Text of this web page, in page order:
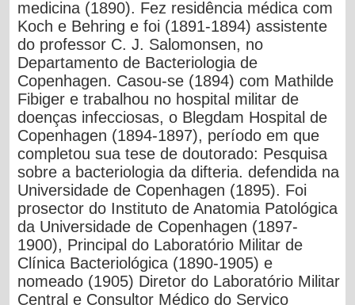
medicina (1890). Fez residência médica com
Koch e Behring e foi (1891-1894) assistente
do professor C. J. Salomonsen, no
Departamento de Bacteriologia de
Copenhagen. Casou-se (1894) com Mathilde
Fibiger e trabalhou no hospital militar de
doenças infecciosas, o Blegdam Hospital de
Copenhagen (1894-1897), período em que
completou sua tese de doutorado: Pesquisa
sobre a bacteriologia da difteria. defendida na
Universidade de Copenhagen (1895). Foi
prosector do Instituto de Anatomia Patológica
da Universidade de Copenhagen (1897-
1900), Principal do Laboratório Militar de
Clínica Bacteriológica (1890-1905) e
nomeado (1905) Diretor do Laboratório Militar
Central e Consultor Médico do Serviço